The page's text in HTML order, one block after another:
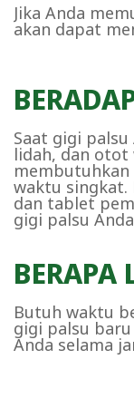
Jika Anda
akan dapat
Saat gigi
lidah, dan otot
waktu singkat.
dan tablet
gigi palsu
Butuh waktu
gigi palsu
Anda selama